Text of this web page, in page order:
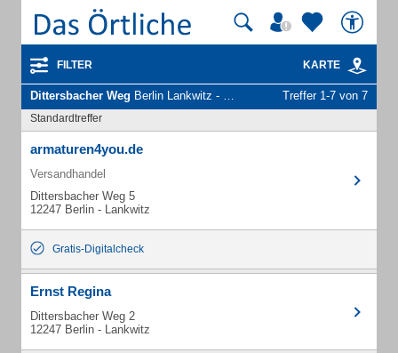
FILTER KARTE
Dittersbacher Weg Berlin Lankwitz - Unternehmen und Personen Treffer 1-7 von 7
Standardtreffer
armaturen4you.de
Versandhandel
Dittersbacher Weg 5
12247 Berlin - Lankwitz
Gratis-Digitalcheck
Ernst Regina
Dittersbacher Weg 2
12247 Berlin - Lankwitz